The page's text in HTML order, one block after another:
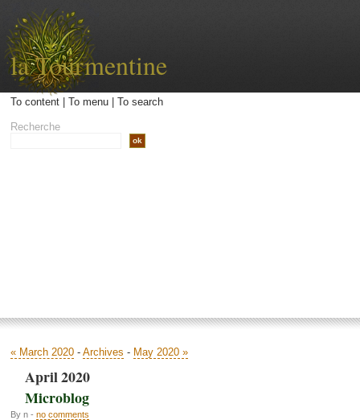
la Tourmentine
To content| To menu| To search
Recherche
« March 2020 - Archives - May 2020 »
April 2020
Microblog
By n - no comments